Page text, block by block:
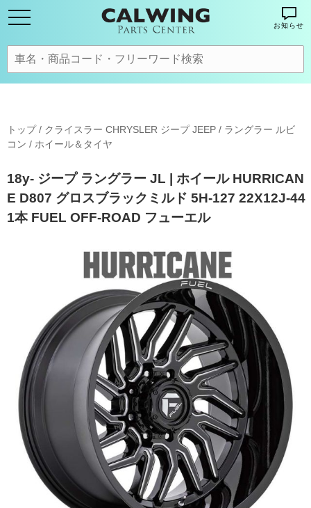
お知らせ
トップ/ クライスラー CHRYSLER ジープ JEEP / ラングラー ルビ
コン / ホイール＆タイヤ
18y- ジープ ラングラー JL | ホイール HURRICAN
E D807 グロスブラックミルド 5H-127 22X12J-44
1本 FUEL OFF-ROAD フューエル